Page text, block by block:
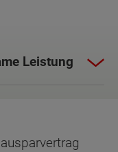
Leistung